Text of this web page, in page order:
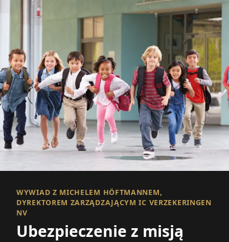
WYWIAD Z MICHELEM HÖFTMANNEM,
DYREKTOREM ZARZĄDZAJĄCYM IC VERZEKERINGEN
NV
Ubezpieczenie z misją